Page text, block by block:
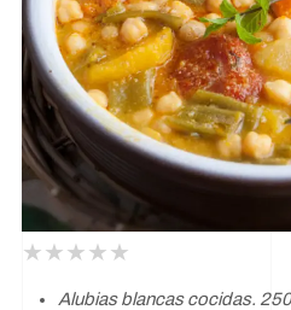
Alubias blancas cocidas.